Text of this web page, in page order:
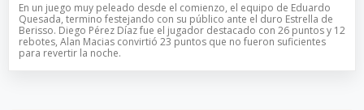
En un juego muy peleado desde el comienzo, el equipo de Eduardo
Quesada, termino festejando con su público ante el duro Estrella de
Berisso. Diego Pérez Díaz fue el jugador destacado con 26 puntos y 12
rebotes, Alan Macias convirtió 23 puntos que no fueron suficientes
para revertir la noche.